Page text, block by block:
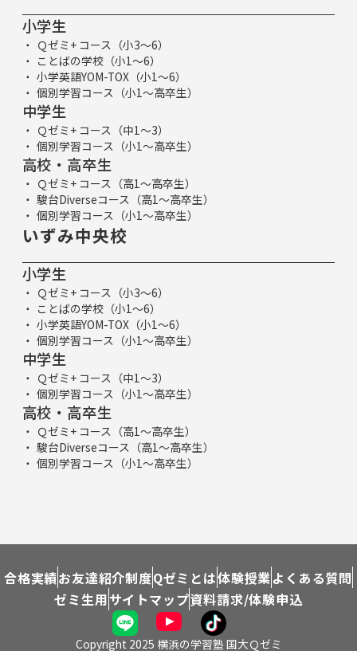
小学生
Ｑゼミ+ コース（小3～6）
ことばの学校（小1～6）
小学英語YOM-TOX（小1～6）
個別学習コース（小1～高卒生）
中学生
Ｑゼミ+ コース（中1～3）
個別学習コース（小1～高卒生）
高校・高卒生
Ｑゼミ+ コース（高1～高卒生）
駿台Diverseコース（高1～高卒生）
個別学習コース（小1～高卒生）
いずみ中央校
小学生
Ｑゼミ+ コース（小3～6）
ことばの学校（小1～6）
小学英語YOM-TOX（小1～6）
個別学習コース（小1～高卒生）
中学生
Ｑゼミ+ コース（中1～3）
個別学習コース（小1～高卒生）
高校・高卒生
Ｑゼミ+ コース（高1～高卒生）
駿台Diverseコース（高1～高卒生）
個別学習コース（小1～高卒生）
合格実績お友達紹介制度Qゼミとは体験授業よくある質問
ゼミ生用サイトマップ資料請求/体験申込
Copyright 2025 横浜の学習塾 国大Ｑゼミ